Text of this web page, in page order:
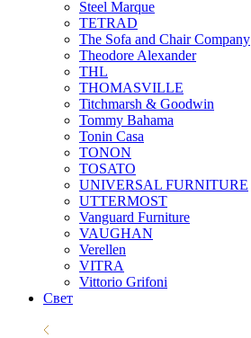
Steel Marque
TETRAD
The Sofa and Chair Company
Theodore Alexander
THL
THOMASVILLE
Titchmarsh & Goodwin
Tommy Bahama
Tonin Casa
TONON
TOSATO
UNIVERSAL FURNITURE
UTTERMOST
Vanguard Furniture
VAUGHAN
Verellen
VITRA
Vittorio Grifoni
Свет